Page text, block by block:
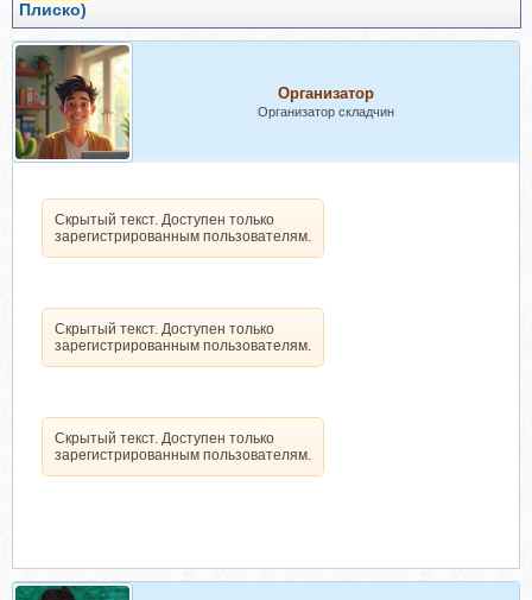
Плиско)
Организатор
Организатор складчин
Скрытый текст. Доступен только
зарегистрированным пользователям.
Скрытый текст. Доступен только
зарегистрированным пользователям.
Скрытый текст. Доступен только
зарегистрированным пользователям.